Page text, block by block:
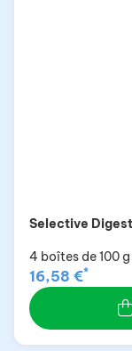
Selective
4 boîtes de 100 g
16,58 €*